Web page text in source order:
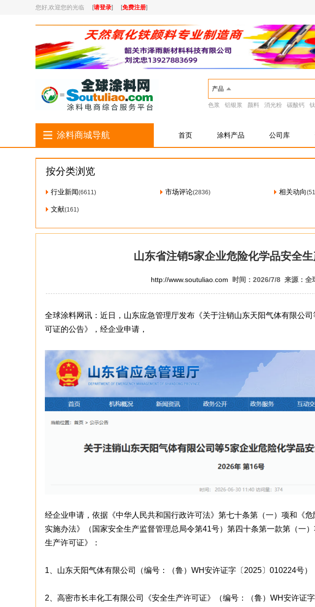
您好,欢迎您的光临 [请登录] [免费注册]
产品
色浆 铝银浆 颜料 消光粉 碳酸钙
涂料商城导航 首页 涂料产品 公司库
按分类浏览
行业新闻(6611) 市场评论(2836) 相关动向
文献(161)
山东省注销5家企业危险化学品安全
http://www.soutuliao.com 时间：2026/7/8 来源：全
全球涂料网讯：近日，山东应急管理厅发布《关于注销山东天阳气体有限公
可证的公告》，经企业申请，
经企业申请，依据《中华人民共和国行政许可法》第七十条第（一）项和《
实施办法》（国家安全生产监督管理总局令第41号）第四十条第一款第（一
生产许可证》：
1、山东天阳气体有限公司（编号：（鲁）WH安许证字〔2025〕010224号）
2、高密市长丰化工有限公司《安全生产许可证》（编号：（鲁）WH安许证